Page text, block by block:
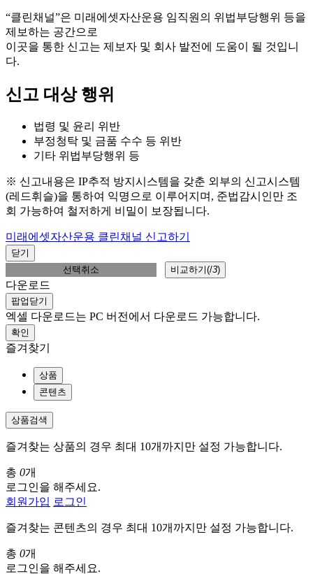
“클린채널”은 미래에셋자산운용 임직원의 위법부당행위 등을
제보하는 공간으로
이곳을 통한 신고는 제보자 및 회사 발전에 도움이 될 것입니
다.
신고 대상 행위
법령 및 윤리 위반
부정청탁 및 금품 수수 등 위반
기타 위법부당행위 등
※ 신고내용은 IP추적 방지시스템을 갖춘 외부의 신고시스템
(레드휘슬)을 통하여 익명으로 이루어지며, 준법감시인만 조
회 가능하여 철저하게 비밀이 보장됩니다.
미래에셋자산운용 클린채널 신고하기
닫기
선택취소
비교하기(/3)
다운로드
팝업닫기
엑셀 다운로드는 PC 버전에서 다운로드 가능합니다.
확인
즐겨찾기
상품
콘텐츠
상품검색
즐겨찾는 상품의 경우 최대 10개까지만 설정 가능합니다.
총 0개
로그인을 해주세요.
회원가입 로그인
즐겨찾는 콘텐츠의 경우 최대 10개까지만 설정 가능합니다.
총 0개
로그인을 해주세요.